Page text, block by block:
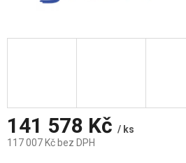
141 578 Kč / ks
117 007 Kč bez DPH